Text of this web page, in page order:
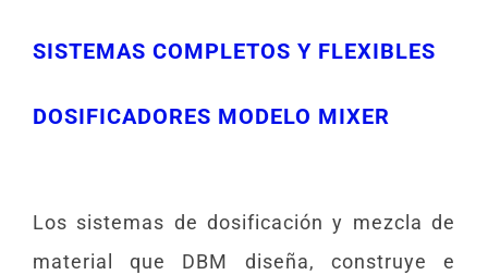
SISTEMAS COMPLETOS Y FLEXIBLES
DOSIFICADORES MODELO MIXER
Los sistemas de dosificación y mezcla de
material que DBM diseña, construye e